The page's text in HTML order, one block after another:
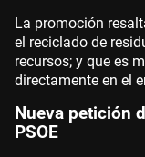
La promoción
el reciclado de
recursos; y que es
directamente en el
Nueva petición
PSOE